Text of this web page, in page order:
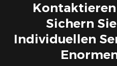
Kontaktieren
Sichern
Individuellen